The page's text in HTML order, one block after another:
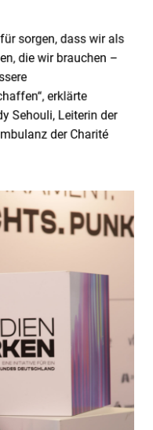
sorgen, dass wir als
die wir brauchen –
erklärte
Sehouli, Leiterin der
der Charité